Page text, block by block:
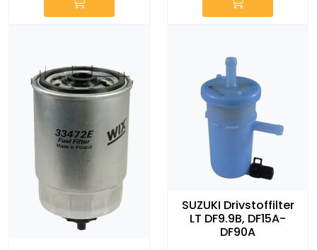
SUZUKI Drivstoffilter
LT DF9.9B, DF15A-
DF90A